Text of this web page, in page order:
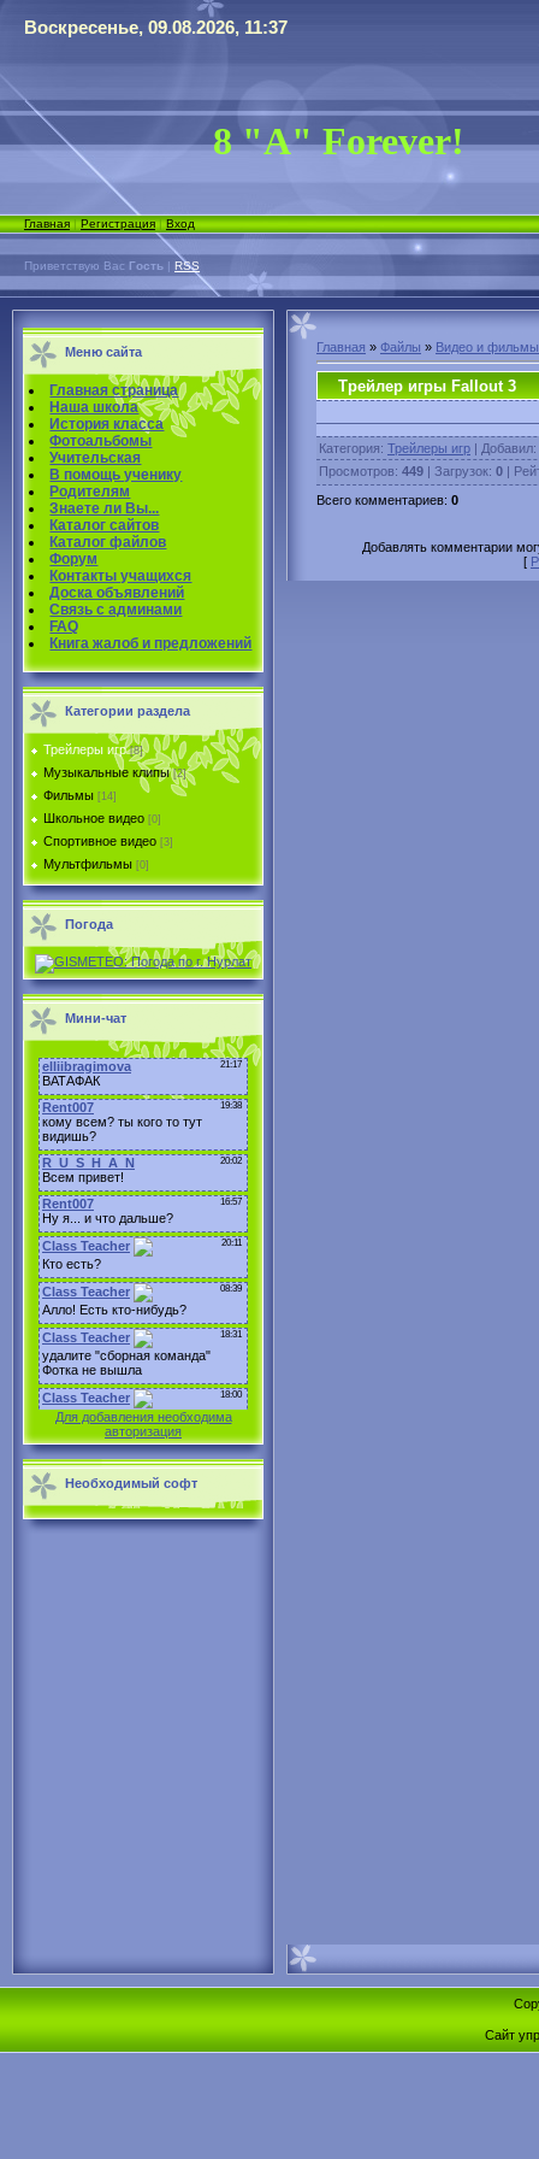
Воскресенье, 09.08.2026, 11:37
8 "А" Forever!
Главная|Регистрация|Вход
Приветствую Вас Гость | RSS
Меню сайта
Главная страница
Наша школа
История класса
Фотоальбомы
Учительская
В помощь ученику
Родителям
Знаете ли Вы...
Каталог сайтов
Каталог файлов
Форум
Контакты учащихся
Доска объявлений
Связь с админами
FAQ
Книга жалоб и предложений
Категории раздела
Трейлеры игр [8]
Музыкальные клипы [2]
Фильмы [14]
Школьное видео [0]
Спортивное видео [3]
Мультфильмы [0]
Погода
Мини-чат
Для добавления необходима
авторизация
Необходимый софт
Главная » Файлы » Видео и фильмы
Трейлер игры Fallout 3
Категория: Трейлеры игр | Добавил:
Просмотров: 449 | Загрузок: 0 |
Всего комментариев: 0
Добавлять комментарии
[
Сайт